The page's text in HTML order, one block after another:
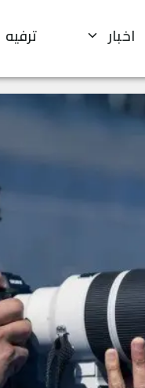
اخبار ترفيه